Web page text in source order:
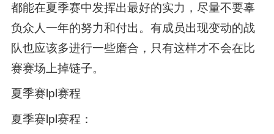
都能在夏季赛中发挥出最好的实力，尽量不要辜
负众人一年的努力和付出。有成员出现变动的战
队也应该多进行一些磨合，只有这样才不会在比
赛赛场上掉链子。
夏季赛lpl赛程
夏季赛lpl赛程：